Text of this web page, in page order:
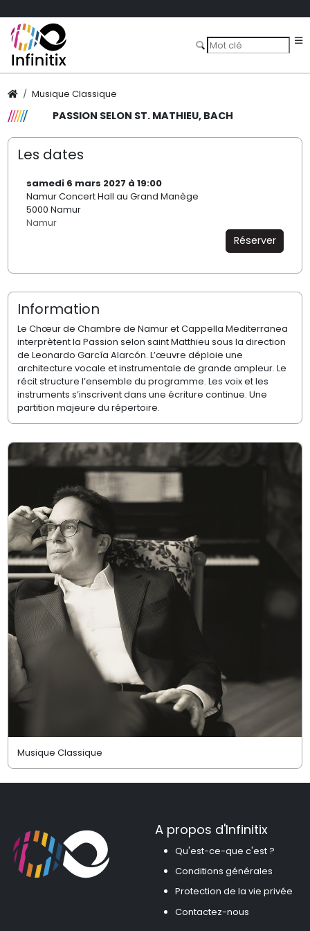
Musique Classique
PASSION SELON ST. MATHIEU, BACH
Les dates
samedi 6 mars 2027 à 19:00
Namur Concert Hall au Grand Manège
5000 Namur
Namur
Réserver
Information
Le Chœur de Chambre de Namur et Cappella Mediterranea
interprètent la Passion selon saint Matthieu sous la direction
de Leonardo García Alarcón. L’œuvre déploie une
architecture vocale et instrumentale de grande ampleur. Le
récit structure l’ensemble du programme. Les voix et les
instruments s’inscrivent dans une écriture continue. Une
partition majeure du répertoire.
Musique Classique
A propos d'Infinitix
Qu'est-ce-que c'est ?
Conditions générales
Protection de la vie privée
Contactez-nous